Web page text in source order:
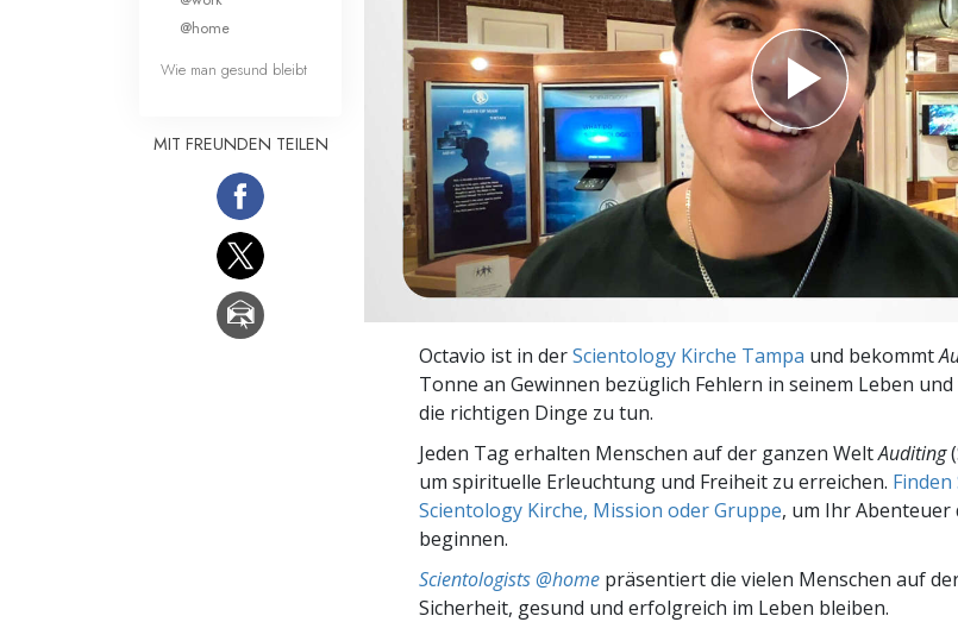
Liebe und Hass – Was ist Größe?
Octavio ist in derScientology Kirche Tampa und bekommt
Tonne an Gewinnen bezüglich Fehlern in seinem Leben
die richtigen Dinge zu tun.
Jeden Tag erhalten Menschen auf der ganzen WeltAuditing
um spirituelle Erleuchtung und Freiheit zu erreichen.
Scientology Kirche, Mission oder Gruppe, um Ihr Abenteuer
beginnen.
Scientologists @home präsentiert die vielen Menschen auf
Sicherheit, gesund und erfolgreich im Leben bleiben.
@home
Wie man gesund bleibt
MIT FREUNDEN TEILEN